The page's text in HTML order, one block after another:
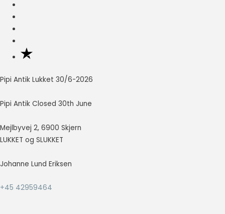
Pipi Antik Lukket 30/6-2026
Pipi Antik Closed 30th June
Mejlbyvej 2, 6900 Skjern
LUKKET og SLUKKET
Johanne Lund Eriksen
+45 42959464
forsvinder en
funktionalitet
Marketing
Marketing
bruges til at
på tværs af